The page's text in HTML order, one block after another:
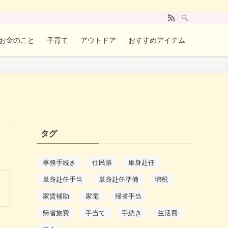
金のこと 子育て アウトドア おすすめアイテム
タグ
事務手続き 住民票
単身赴任
単身赴任手当
単身赴任準備
増税
家賃補助
家電
帰省手当
帰省旅費
手当て 手続き
生活費